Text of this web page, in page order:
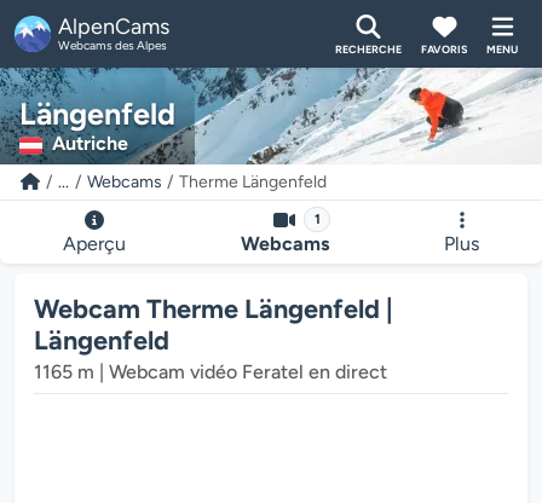
AlpenCams
Webcams des Alpes RECHERCHE FAVORIS MENU
Längenfeld
Autriche
... Webcams Therme Längenfeld
Aperçu
1
Webcams Plus
Webcam Therme Längenfeld |
Längenfeld
1165 m | Webcam vidéo Feratel en direct
Le lecteur multimédia de la webcam charge...